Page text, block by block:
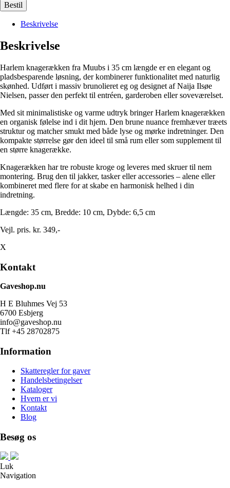
Bestil
Beskrivelse
Beskrivelse
Harlem knagerækken fra Muubs i 35 cm længde er en elegant og
pladsbesparende løsning, der kombinerer funktionalitet med naturlig
skønhed. Udført i massiv brunolieret eg og designet af Naija Ilsøe
Nielsen, passer den perfekt til entréen, garderoben eller soveværelset.
Med sit minimalistiske og varme udtryk bringer Harlem knagerækken
en organisk følelse ind i dit hjem. Den brune nuance fremhæver træets
struktur og matcher smukt med både lyse og mørke indretninger. Den
kompakte størrelse gør den ideel til små rum eller som supplement til
en større knagerække.
Knagerækken har tre robuste kroge og leveres med skruer til nem
montering. Brug den til jakker, tasker eller accessories – alene eller
kombineret med flere for at skabe en harmonisk helhed i din
indretning.
Længde: 35 cm, Bredde: 10 cm, Dybde: 6,5 cm
Vejl. pris. kr. 349,-
X
Kontakt
Gaveshop.nu
H E Bluhmes Vej 53
6700 Esbjerg
info@gaveshop.nu
Tlf +45 28702875
Information
Skatteregler for gaver
Handelsbetingelser
Kataloger
Hvem er vi
Kontakt
Blog
Besøg os
Luk
Navigation